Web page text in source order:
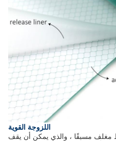
اللزوجة القوية
مسبقًا ، والذي يمكن أن يقف